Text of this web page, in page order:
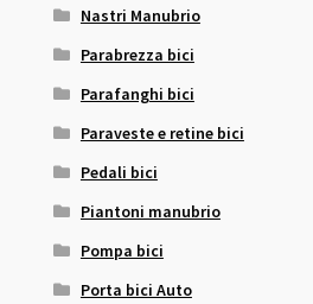
Nastri Manubrio
Parabrezza bici
Parafanghi bici
Paraveste e retine bici
Pedali bici
Piantoni manubrio
Pompa bici
Porta bici Auto